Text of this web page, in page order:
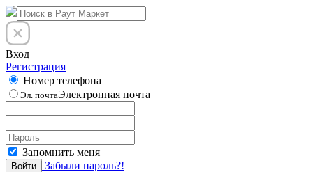
Вход
Регистрация
Номер телефона
Эл. почтаЭлектронная почта
Запомнить меня
Войти Забыли пароль?!